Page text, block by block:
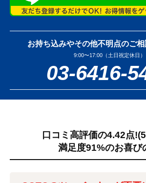
お持ち込みやその他不明点のご相
9:00〜17:00（土日祝定休日）
03-6416-
口コミ高評価の4.42点!
満足度91%のお喜び